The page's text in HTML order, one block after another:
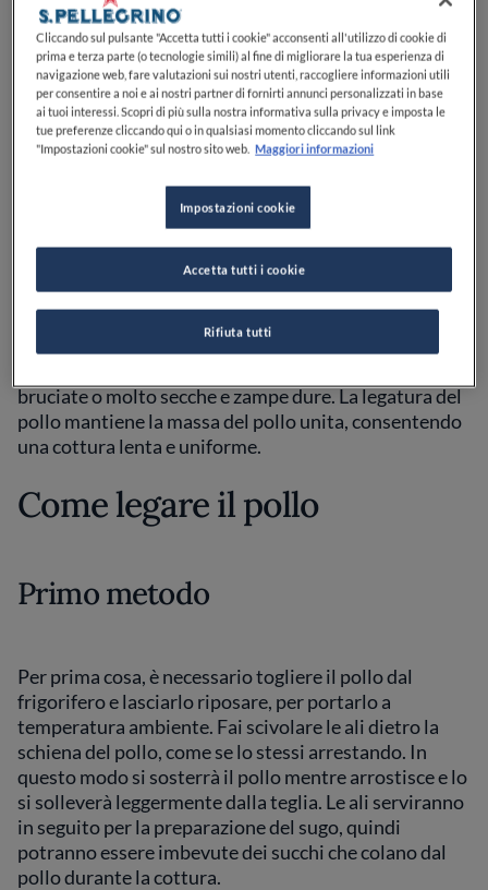
Lalegatura del polloè una delle tecniche di cottura di
base che bisogna conoscere. È un'operazione
relativamente semplice da fare, ma è importante farlo
nel modo corretto prima di infornare il pollo.
Perché legare il pollo?
Poiché il pollo ha una forma irregolare, se lo metti in
forno così com'è, brucerai le zampe e le ali, perché
cuociono a velocità diverse. Inoltre, la cavità del pollo
bruciate o molto secche e zampe dure. La legatura del
pollo mantiene la massa del pollo unita, consentendo
una cottura lenta e uniforme.
Come legare il pollo
Primo metodo
Per prima cosa, è necessario togliere il pollo dal
frigorifero e lasciarlo riposare, per portarlo a
temperatura ambiente. Fai scivolare le ali dietro la
schiena del pollo, come se lo stessi arrestando. In
questo modo si sosterrà il pollo mentre arrostisce e lo
si solleverà leggermente dalla teglia. Le ali serviranno
in seguito per la preparazione del sugo, quindi
potranno essere imbevute dei succhi che colano dal
pollo durante la cottura.
Cliccando sul pulsante "Accetta tutti i cookie" acconsenti all'utilizzo di cookie di
prima e terza parte (o tecnologie simili) al fine di migliorare la tua esperienza di
navigazione web, fare valutazioni sui nostri utenti, raccogliere informazioni utili
per consentire a noi e ai nostri partner di fornirti annunci personalizzati in base
ai tuoi interessi. Scopri di più sulla nostra informativa sulla privacy e imposta le
tue preferenze cliccando qui o in qualsiasi momento cliccando sul link
"Impostazioni cookie" sul nostro sito web. Maggiori informazioni
Impostazioni cookie
Rifiuta tutti
Accetta tutti i cookie